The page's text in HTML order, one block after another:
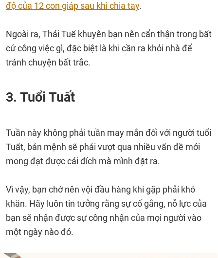
độ của 12 con giáp sau khi chia tay.
Ngoài ra, Thái Tuế khuyên bạn nên cẩn thận trong bất
cứ công việc gì, đặc biệt là khi cần ra khỏi nhà để
tránh chuyện bất trắc.
3. Tuổi Tuất
Tuần này không phải tuần may mắn đối với người tuổi
Tuất, bản mệnh sẽ phải vượt qua nhiều vấn đề mới
mong đạt được cái đích mà mình đặt ra.
Vì vậy, bạn chớ nên vội đầu hàng khi gặp phải khó
khăn. Hãy luôn tin tưởng rằng sự cố gắng, nỗ lực của
bạn sẽ nhận được sự công nhận của mọi người vào
một ngày nào đó.